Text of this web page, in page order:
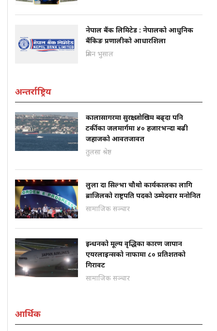
नेपाल बैंक लिमिटेड : नेपालको आधुनिक
बैंकिङ प्रणालीको आधारशिला
प्रबिन भुसाल
अन्तर्राष्ट्रिय
कालासागरमा सुरक्षा जोखिम बढ्दा पनि
टर्कीका जलमार्गमा ४० हजारभन्दा बढी
जहाजको आवतजावत
तुलसा श्रेष्ठ
लुला दा सिल्भा चौथो कार्यकालका लागि
ब्राजिलको राष्ट्रपति पदको उम्मेदवार मनोनित
सामाजिक सञ्चार
इन्धनको मूल्य वृद्धिका कारण जापान
एयरलाइन्सको नाफामा ८० प्रतिशतको
गिरावट
सामाजिक सञ्चार
आर्थिक